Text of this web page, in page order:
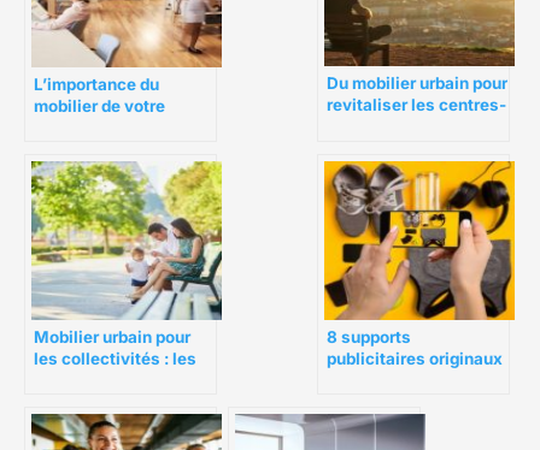
L’importance du
mobilier de votre
Du mobilier urbain pour
revitaliser les centres-
Mobilier urbain pour
les collectivités : les
8 supports
publicitaires originaux